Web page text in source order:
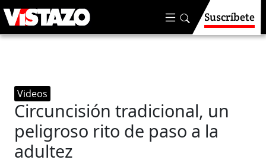
Suscríbete
Videos
Circuncisión tradicional, un
peligroso rito de paso a la
adultez